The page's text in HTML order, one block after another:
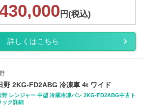
円(税込)
詳しくはこちら
野 2KG-FD2ABG 冷凍車 4t ワイド
野 レンジャー 中型 冷蔵冷凍バン 2KG-FD2ABG中古ト
ック詳細